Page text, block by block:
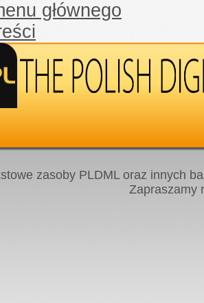
głównego
zasoby PLDML oraz innych
Zapraszamy